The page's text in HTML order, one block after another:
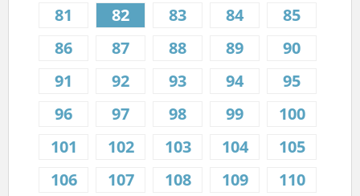
81
82 83 84
85
86
87 88 89
90
91
92 93 94
95
96
97 98 99
100
101
102 103 104
105
106
107 108 109
110